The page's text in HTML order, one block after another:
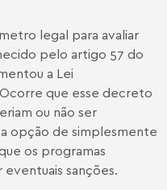
legal para avaliar
pelo artigo 57 do
a Lei
que esse decreto
ou não ser
opção de simplesmente
os programas
eventuais sanções.